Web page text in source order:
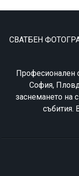
СВАТБЕН
Професионален
София,
заснемането на
събития.